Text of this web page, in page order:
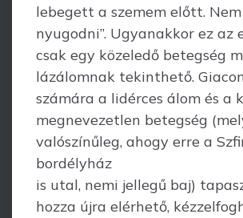
lebegett a szemem előtt.
nyugodni”. Ugyanakkor ez az
csak egy közeledő betegség
lázálomnak tekinthető.
számára a lidérces álom és a
megnevezetlen betegség
valószínűleg, ahogy erre a
bordélyház
is utal, nemi jellegű baj)
hozza újra elérhető,